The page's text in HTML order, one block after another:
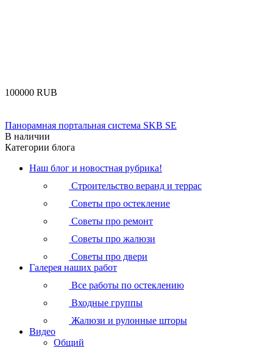
‍100000‍ RUB
Панорамная портальная система SKB SE
В наличии
Категории блога
Наш блог и новостная рубрика!
Строительство веранд и террас
Советы про остекление
Советы про ремонт
Советы про жалюзи
Советы про двери
Галерея наших работ
Все работы по остеклению
Входные группы
Жалюзи и рулонные шторы
Видео
Общий